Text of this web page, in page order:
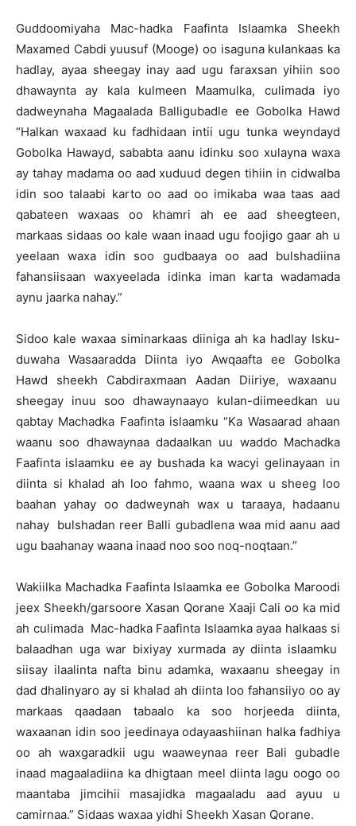
Guddoomiyaha Mac-hadka Faafinta Islaamka Sheekh
Maxamed Cabdi yuusuf (Mooge) oo isaguna kulankaas ka
hadlay, ayaa sheegay inay aad ugu faraxsan yihiin soo
dhawaynta ay kala kulmeen Maamulka, culimada iyo
dadweynaha Magaalada Balligubadle ee Gobolka Hawd
“Halkan waxaad ku fadhidaan intii ugu tunka weyndayd
Gobolka Hawayd, sababta aanu idinku soo xulayna waxa
ay tahay madama oo aad xuduud degen tihiin in cidwalba
idin soo talaabi karto oo aad oo imikaba waa taas aad
qabateen waxaas oo khamri ah ee aad sheegteen,
markaas sidaas oo kale waan inaad ugu foojigo gaar ah u
yeelaan waxa idin soo gudbaaya oo aad bulshadiina
fahansiisaan waxyeelada idinka iman karta wadamada
aynu jaarka nahay.”
Sidoo kale waxaa siminarkaas diiniga ah ka hadlay Isku-
duwaha Wasaaradda Diinta iyo Awqaafta ee Gobolka
Hawd sheekh Cabdiraxmaan Aadan Diiriye, waxaanu
sheegay inuu soo dhawaynaayo kulan-diimeedkan uu
qabtay Machadka Faafinta islaamku “Ka Wasaarad ahaan
waanu soo dhawaynaa dadaalkan uu waddo Machadka
Faafinta islaamku ee ay bushada ka wacyi gelinayaan in
diinta si khalad ah loo fahmo, waana wax u sheeg loo
baahan yahay oo dadweynah wax u taraaya, hadaanu
nahay bulshadan reer Balli gubadlena waa mid aanu aad
ugu baahanay waana inaad noo soo noq-noqtaan.”
Wakiilka Machadka Faafinta Islaamka ee Gobolka Maroodi
jeex Sheekh/garsoore Xasan Qorane Xaaji Cali oo ka mid
ah culimada Mac-hadka Faafinta Islaamka ayaa halkaas si
balaadhan uga war bixiyay xurmada ay diinta islaamku
siisay ilaalinta nafta binu adamka, waxaanu sheegay in
dad dhalinyaro ay si khalad ah diinta loo fahansiiyo oo ay
markaas qaadaan tabaalo ka soo horjeeda diinta,
waxaanan idin soo jeedinaya odayaashiinan halka fadhiya
oo ah waxgaradkii ugu waaweynaa reer Bali gubadle
inaad magaaladiina ka dhigtaan meel diinta lagu oogo oo
maantaba jimcihii masajidka magaaladu aad ayuu u
camirnaa.” Sidaas waxaa yidhi Sheekh Xasan Qorane.